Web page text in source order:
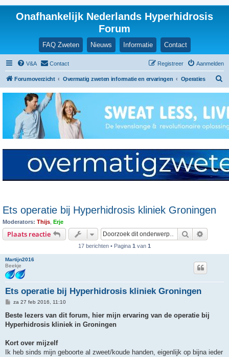
Onafhankelijk Nederlands Hyperhidrosis
Forum
FAQ Zweten Nieuws Informatie Contact
V&A Contact Aanmelden
Registreer
Forumoverzicht Overmatig zweten informatie en ervaringen Operaties
k
Ets operatie bij Hyperhidrosis kliniek Groningen
Moderators: Thijs Erje
Plaats reactie Zoek
17 berichten • Pagina 1 van 1
Martijn2016
Beekje
Ets operatie bij Hyperhidrosis kliniek Groningen
B
r
c
za 27 feb 2016, 11:10
Beste lezers van dit forum, hier mijn ervaring van de operatie bij
Hyperhidrosis kliniek in Groningen
Kort over mijzelf
Ik heb sinds mijn geboorte al zweet/koude handen, eigenlijk op bijna ieder